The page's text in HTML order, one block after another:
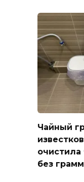
Чайный
очистила
без